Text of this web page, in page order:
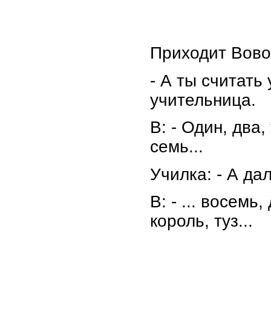
Приходит
- А ты считать
учительница.
В: - Один, два,
семь...
Училка: - А
В: - ... восемь,
король, туз...